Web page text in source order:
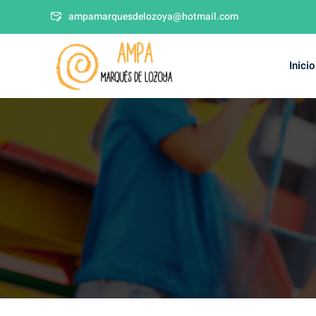
ampamarquesdelozoya@hotmail.com
Inicio